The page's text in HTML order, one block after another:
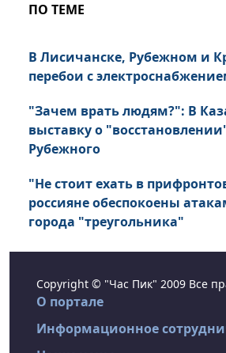
ПО ТЕМЕ
В Лисичанске, Рубежном и
перебои с
"Зачем врать людям?": В
выставку о
Рубежного
"Не стоит ехать в
россияне обеспокоены
города "треугольника"
Copyright © "Час Пик" 2009 Все
О портале
Информационное